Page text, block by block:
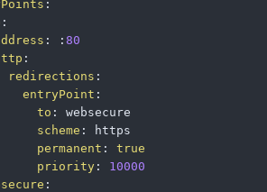
:
:
: : 80
:
redirections :
entryPoint :
to :
websecure
scheme :
https
permanent :
true
priority :
10000
: